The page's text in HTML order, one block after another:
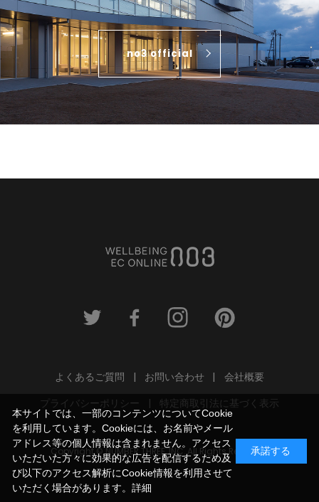
no3 official
よくあるご質問 お問い合わせ
会社概要
プライバシーポリシー
特定商取引法に基づく表示
Copyright © NUMBER THREE, INC. All Rights Reserved.
本サイトでは、一部のコンテンツについてCookie
を利用しています。Cookieには、お名前やメール
アドレス等の個人情報は含まれません。アクセス
いただいた方々に効果的な広告を配信するため及
び以下のアクセス解析にCookie情報を利用させて
いただく場合があります。 詳細
承諾する